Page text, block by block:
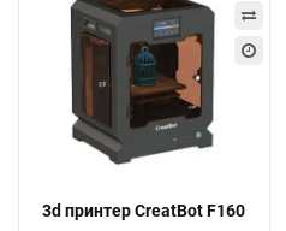
3d принтер CreatBot F160